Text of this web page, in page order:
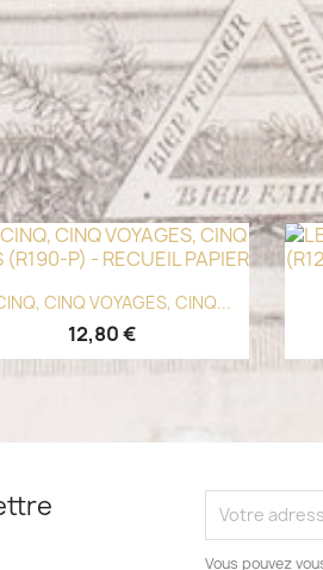
Aperçu rapide
CINQ VOYAGES, CINQ...
12,80 €
Vous pouvez